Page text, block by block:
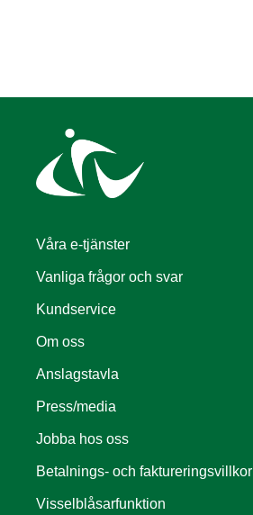
Våra e-tjänster
Vanliga frågor och svar
Kundservice
Om oss
Anslagstavla
Press/media
Jobba hos oss
Betalnings- och faktureringsvillkor
Visselblåsarfunktion